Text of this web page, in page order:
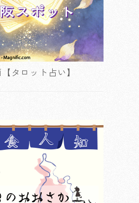
タロット占い】